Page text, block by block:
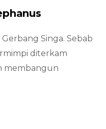
Singa. Sebab
diterkam
membangun